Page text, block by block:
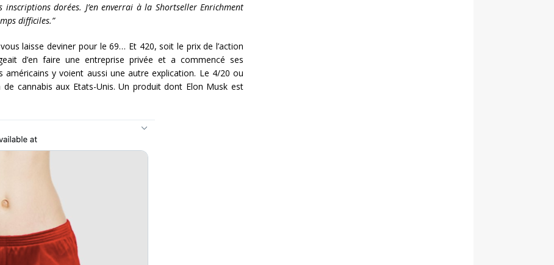
dorées. J’en enverrai à la Shortseller Enrichment
difficiles.”
laisse deviner pour le 69… Et 420, soit le prix de l’action
d’en faire une entreprise privée et a commencé ses
américains y voient aussi une autre explication. Le 4/20 ou
cannabis aux Etats-Unis. Un produit dont Elon Musk est